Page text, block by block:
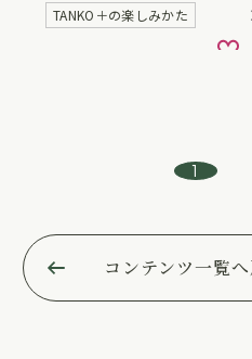
TANKO＋の楽しみかた
お
1
コンテンツ一覧